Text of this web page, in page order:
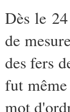
Dès le
de
des fers
fut
mot